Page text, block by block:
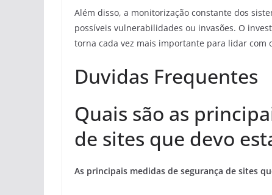
Além disso, a monitorização constante dos
possíveis vulnerabilidades ou invasões. O
torna cada vez mais importante para lidar com
Duvidas Frequentes
Quais são as
de sites que devo
As principais medidas de segurança de sites